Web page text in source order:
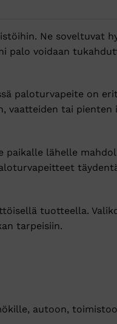
Ne soveltuvat
palo voidaan
paloturvapeite on
vaatteiden tai
lähelle
tuotteella.
tarpeisiin.
autoon,